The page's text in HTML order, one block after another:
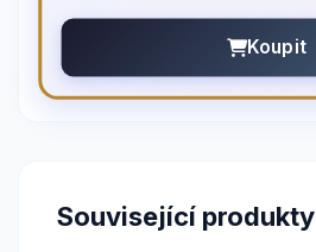
Koupit
Související produkty